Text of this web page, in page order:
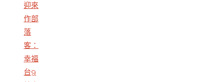
迎來
作部
落
客：
幸福
台9